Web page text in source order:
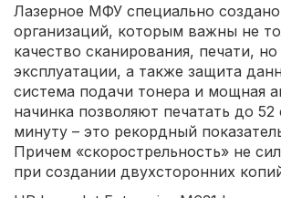
Лазерное МФУ специально
организаций, которым важны не
качество сканирования, печати,
эксплуатации, а также защита
система подачи тонера и мощная
начинка позволяют печатать до
минуту – это рекордный
Причем «скорострельность» не
при создании двухсторонних